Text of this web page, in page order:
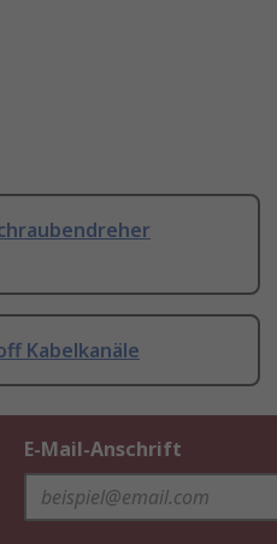
Kabelkanäle
E-Mail-Anschrift